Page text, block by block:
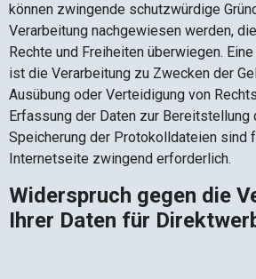
können zwingende schutzwürdige
Verarbeitung nachgewiesen werden,
Rechte und Freiheiten überwiegen.
ist die Verarbeitung zu Zwecken der
Ausübung oder Verteidigung von
Erfassung der Daten zur Bereitstellung
Speicherung der Protokolldateien sind
Internetseite zwingend erforderlich.
Widerspruch gegen die
Ihrer Daten für